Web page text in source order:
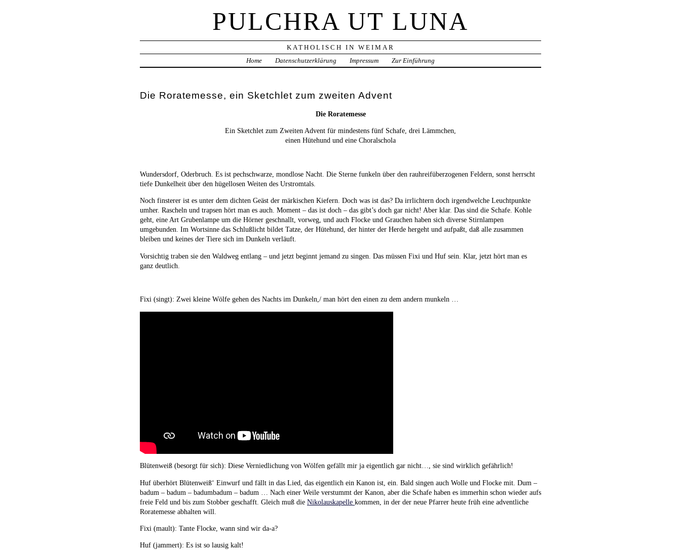
PULCHRA UT LUNA
KATHOLISCH IN WEIMAR
Home
Datenschutzerklärung Impressum Zur Einführung
Die Roratemesse, ein Sketchlet zum zweiten Advent
Die Roratemesse
Ein Sketchlet zum Zweiten Advent für mindestens fünf Schafe, drei Lämmchen,
einen Hütehund und eine Choralschola
Wundersdorf, Oderbruch. Es ist pechschwarze, mondlose Nacht. Die Sterne funkeln über den rauhreifüberzogenen Feldern, sonst herrscht
tiefe Dunkelheit über den hügellosen Weiten des Urstromtals.
Noch finsterer ist es unter dem dichten Geäst der märkischen Kiefern. Doch was ist das? Da irrlichtern doch irgendwelche Leuchtpunkte
umher. Rascheln und trapsen hört man es auch. Moment – das ist doch – das gibt’s doch gar nicht! Aber klar. Das sind die Schafe. Kohle
geht, eine Art Grubenlampe um die Hörner geschnallt, vorweg, und auch Flocke und Grauchen haben sich diverse Stirnlampen
umgebunden. Im Wortsinne das Schlußlicht bildet Tatze, der Hütehund, der hinter der Herde hergeht und aufpaßt, daß alle zusammen
bleiben und keines der Tiere sich im Dunkeln verläuft.
Vorsichtig traben sie den Waldweg entlang – und jetzt beginnt jemand zu singen. Das müssen Fixi und Huf sein. Klar, jetzt hört man es
ganz deutlich.
Fixi (singt): Zwei kleine Wölfe gehen des Nachts im Dunkeln,/ man hört den einen zu dem andern munkeln …
Blütenweiß (besorgt für sich): Diese Verniedlichung von Wölfen gefällt mir ja eigentlich gar nicht…, sie sind wirklich gefährlich!
Huf überhört Blütenweiß‘ Einwurf und fällt in das Lied, das eigentlich ein Kanon ist, ein. Bald singen auch Wolle und Flocke mit. Dum –
badum – badum – badumbadum – badum … Nach einer Weile verstummt der Kanon, aber die Schafe haben es immerhin schon wieder aufs
freie Feld und bis zum Stobber geschafft. Gleich muß die Nikolauskapelle kommen, in der der neue Pfarrer heute früh eine adventliche
Roratemesse abhalten will.
Fixi (mault): Tante Flocke, wann sind wir da-a?
Huf (jammert): Es ist so lausig kalt!